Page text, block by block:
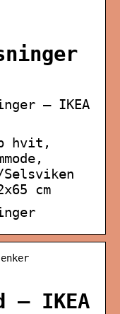
– IKEA
hvit,
cm
– IKEA